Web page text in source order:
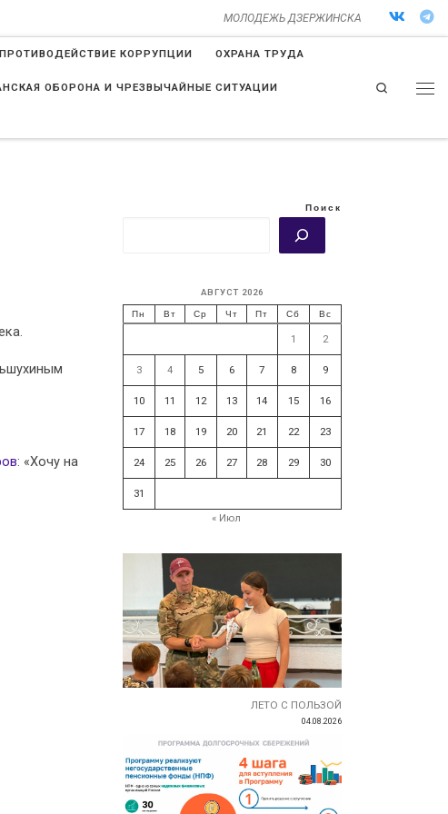
МОЛОДЕЖЬ ДЗЕРЖИНСКА
ПРОТИВОДЕЙСТВИЕ КОРРУПЦИИ ОХРАНА ТРУДА
ОБОРОНА И ЧРЕЗВЫЧАЙНЫЕ СИТУАЦИИ Search
: «Хочу на
Поиск
АВГУСТ 2026
Пн Вт Ср Чт Пт Сб Вс
1 2
3 4 5 6 7 8 9
10 11 12 13 14 15 16
17 18 19 20 21 22 23
24 25 26 27 28 29 30
31
« Июл
ЛЕТО С ПОЛЬЗОЙ
04.08.2026